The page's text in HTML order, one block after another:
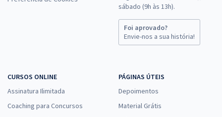
sábado (9h às 13h).
Foi aprovado?
Envie-nos a sua história!
CURSOS ONLINE
Assinatura Ilimitada
Coaching para Concursos
PÁGINAS ÚTEIS
Depoimentos
Material Grátis